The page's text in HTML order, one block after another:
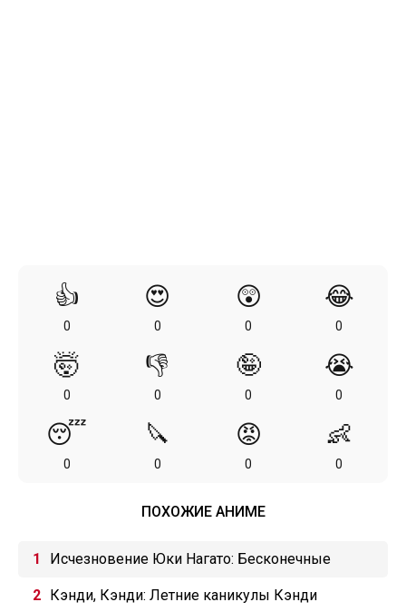
👍
0
😍
0
😲
0
😂
0
🤯
0
👎
0
🤪
0
😭
0
😴
0
🔪
0
😡
0
👶
0
ПОХОЖИЕ АНИМЕ
Исчезновение Юки Нагато: Бесконечные
летние каникулы
Кэнди, Кэнди: Летние каникулы Кэнди